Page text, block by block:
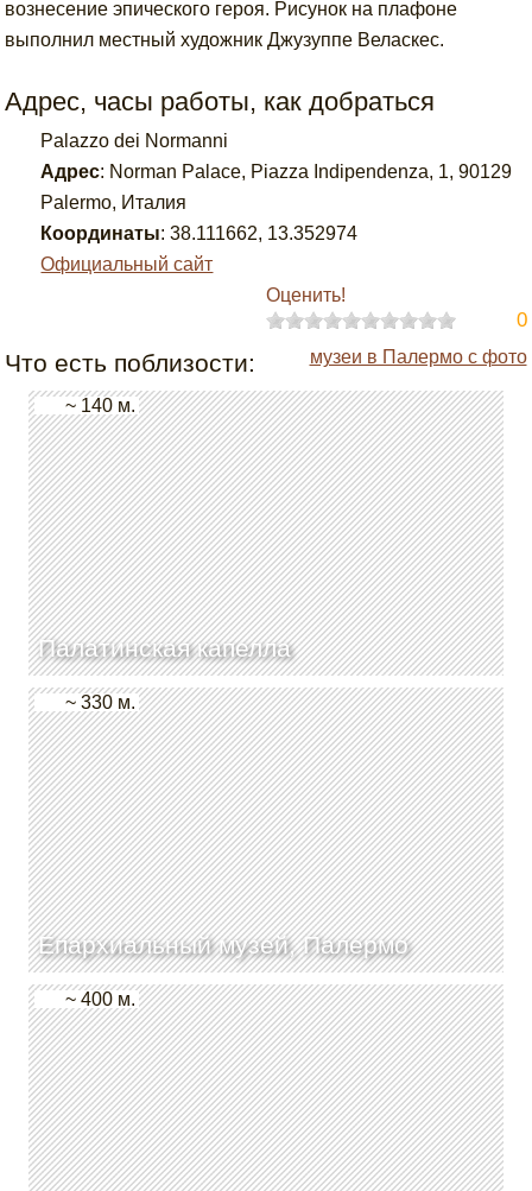
вознесение эпического героя. Рисунок на плафоне
выполнил местный художник Джузуппе Веласкес.
Адрес, часы работы, как добраться
Palazzo dei Normanni
Адрес: Norman Palace, Piazza Indipendenza, 1, 90129
Palermo, Италия
Координаты: 38.111662, 13.352974
Официальный сайт
Оценить!
0
Что есть поблизости: музеи в Палермо с фото
Палатинская капелла
~ 140 м.
Епархиальный музей, Палермо
~ 330 м.
~ 400 м.